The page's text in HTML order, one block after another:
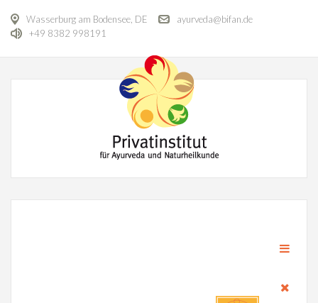
Wasserburg am Bodensee, DE
ayurveda@bifan.de
+49 8382 998191